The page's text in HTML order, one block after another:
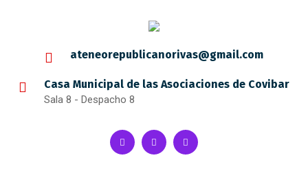
ateneorepublicanorivas@gmail.com
Casa Municipal de las Asociaciones de Covibar
Sala 8 - Despacho 8